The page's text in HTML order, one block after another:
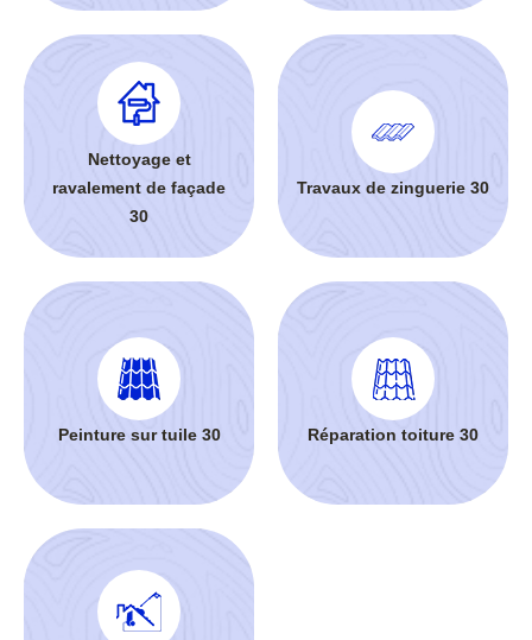
Nettoyage et
ravalement de façade
30
Travaux de zinguerie 30
Peinture sur tuile 30 Réparation toiture 30